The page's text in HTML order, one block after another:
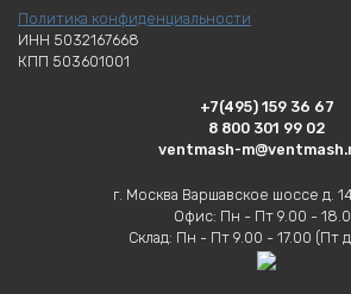
Политика конфиденциальности
ИНН 5032167668
КПП 503601001
+7(495) 159 36 67
8 800 301 99 02
ventmash-
г. Москва Варшавское шоссе д.
Офис: Пн - Пт 9.00 -
Склад: Пн - Пт 9.00 - 17.00 (Пт